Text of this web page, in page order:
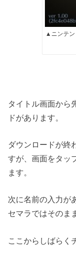
▲ニンテン
タイトル画面から
ドがあります。
ダウンロードが終
すが、画面をタッ
ます。
次に名前の入力が
セマラではそのま
ここからしばらく